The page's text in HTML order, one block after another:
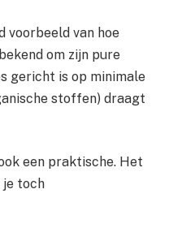
voorbeeld van hoe
om zijn pure
gericht is op minimale
stoffen) draagt
een praktische. Het
je toch